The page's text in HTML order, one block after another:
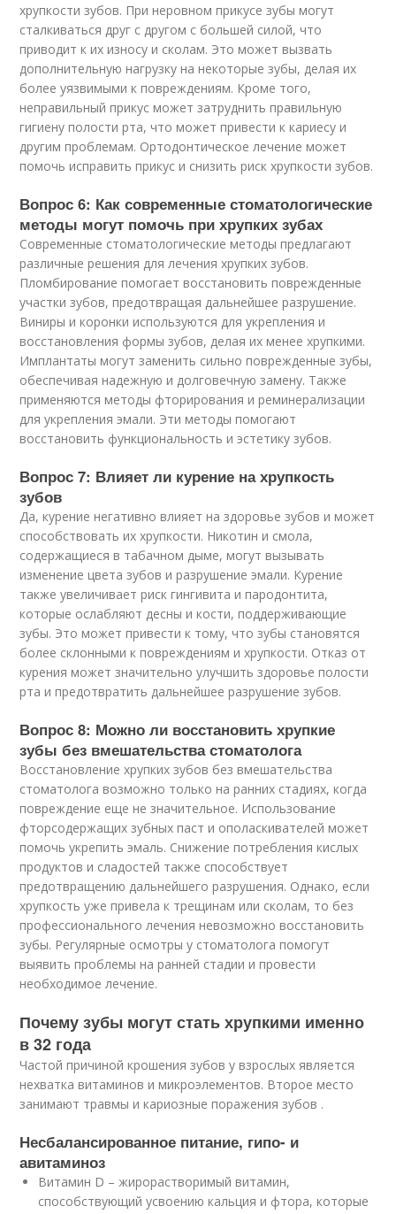
хрупкости зубов. При неровном прикусе зубы могут
сталкиваться друг с другом с большей силой, что
приводит к их износу и сколам. Это может вызвать
дополнительную нагрузку на некоторые зубы, делая их
более уязвимыми к повреждениям. Кроме того,
неправильный прикус может затруднить правильную
гигиену полости рта, что может привести к кариесу и
другим проблемам. Ортодонтическое лечение может
помочь исправить прикус и снизить риск хрупкости зубов.
Вопрос 6: Как современные стоматологические
методы могут помочь при хрупких зубах
Современные стоматологические методы предлагают
различные решения для лечения хрупких зубов.
Пломбирование помогает восстановить поврежденные
участки зубов, предотвращая дальнейшее разрушение.
Виниры и коронки используются для укрепления и
восстановления формы зубов, делая их менее хрупкими.
Имплантаты могут заменить сильно поврежденные зубы,
обеспечивая надежную и долговечную замену. Также
применяются методы фторирования и реминерализации
для укрепления эмали. Эти методы помогают
восстановить функциональность и эстетику зубов.
Вопрос 7: Влияет ли курение на хрупкость
зубов
Да, курение негативно влияет на здоровье зубов и может
способствовать их хрупкости. Никотин и смола,
содержащиеся в табачном дыме, могут вызывать
изменение цвета зубов и разрушение эмали. Курение
также увеличивает риск гингивита и пародонтита,
которые ослабляют десны и кости, поддерживающие
зубы. Это может привести к тому, что зубы становятся
более склонными к повреждениям и хрупкости. Отказ от
курения может значительно улучшить здоровье полости
рта и предотвратить дальнейшее разрушение зубов.
Вопрос 8: Можно ли восстановить хрупкие
зубы без вмешательства стоматолога
Восстановление хрупких зубов без вмешательства
стоматолога возможно только на ранних стадиях, когда
повреждение еще не значительное. Использование
фторсодержащих зубных паст и ополаскивателей может
помочь укрепить эмаль. Снижение потребления кислых
продуктов и сладостей также способствует
предотвращению дальнейшего разрушения. Однако, если
хрупкость уже привела к трещинам или сколам, то без
профессионального лечения невозможно восстановить
зубы. Регулярные осмотры у стоматолога помогут
выявить проблемы на ранней стадии и провести
необходимое лечение.
Почему зубы могут стать хрупкими именно
в 32 года
Частой причиной крошения зубов у взрослых является
нехватка витаминов и микроэлементов. Второе место
занимают травмы и кариозные поражения зубов .
Несбалансированное питание, гипо- и
авитаминоз
Витамин D – жирорастворимый витамин,
способствующий усвоению кальция и фтора, которые